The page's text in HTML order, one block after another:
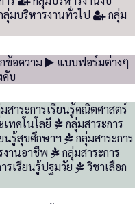
มบริหารงานทั่วไป
กลุ่ม
ข้อความ
แบบฟอร์มต่างๆ
คับ
สาระการเรียนรู้คณิตศาสตร์
เทคโนโลยี
กลุ่มสาระการ
นรู้สุขศึกษาฯ
กลุ่มสาระการ
งานอาชีพ
กลุ่มสาระการ
รเรียนรู้ปฐมวัย
วิชาเลือก